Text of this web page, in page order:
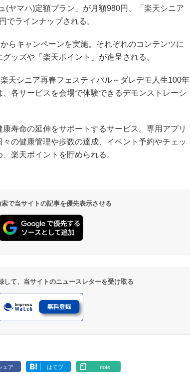
(ヤマハ)定額プラン」が月額980円、「楽天シニア
でラインナップされる。
らキャンペーンを実施。それぞれのコンテンツに
ッズや「楽天ポイント」が進呈される。
天シニア再春フェスティバル～ダレデモ人生100年
各サービスを会場で体験できるデモンストレーシ
康寿命の延伸をサポートするサービス。専用アプリ
々の健康管理や歩数の達成、イベント予約やチェッ
楽天ポイントを貯められる。
で当サイトの記事を優先表示させる
して、当サイトのニュースレターを受け取る
ェア はてブ note